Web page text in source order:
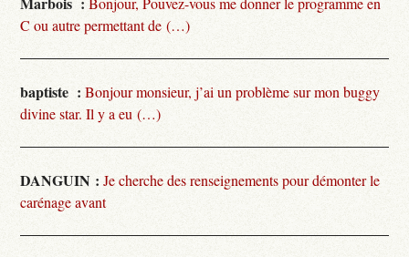
C ou autre permettant de (…)
baptiste : Bonjour monsieur, j’ai un problème sur mon buggy
divine star. Il y a eu (…)
DANGUIN : Je cherche des renseignements pour démonter le
carénage avant